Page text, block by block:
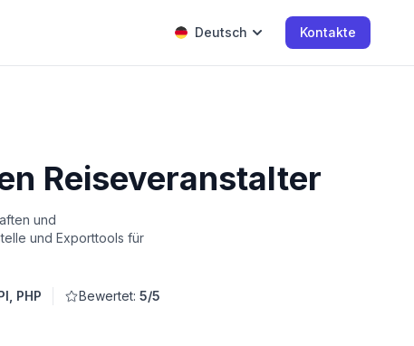
Deutsch Kontakte
Reiseveranstalter
und
und Exporttools für
PHP Bewertet: 5/5